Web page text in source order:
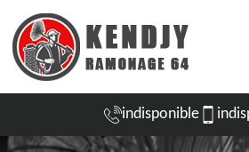
indisponible